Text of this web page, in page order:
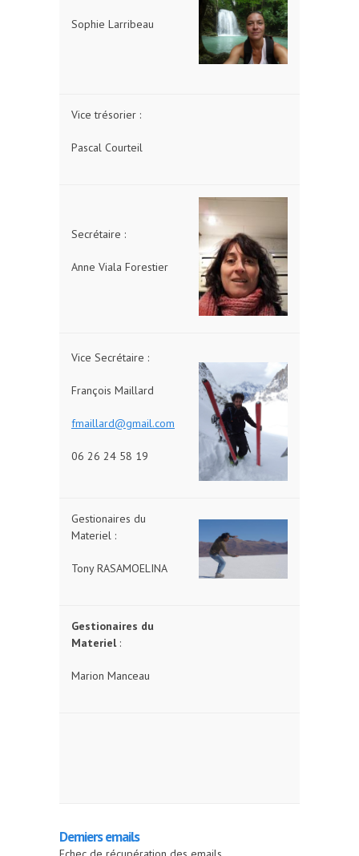
Sophie Larribeau
Vice trésorier :
Pascal Courteil
Secrétaire :
Anne Viala Forestier
Vice Secrétaire :
François Maillard
fmaillard@gmail.com
06 26 24 58 19
Gestionaires du
Materiel :
Tony RASAMOELINA
Gestionaires du
Materiel :
Marion Manceau
Derniers emails